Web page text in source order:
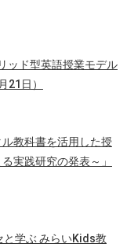
ッド型英語授業モデル
21日）
教科書を活用した授
実践研究の発表～」
学ぶ みらいKids教